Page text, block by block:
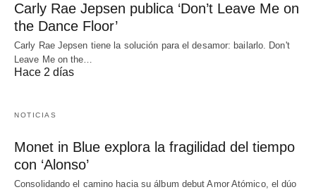
Carly Rae Jepsen publica ‘Don’t Leave Me on
the Dance Floor’
Carly Rae Jepsen tiene la solución para el desamor: bailarlo. Don't
Leave Me on the…
Hace 2 días
NOTICIAS
Monet in Blue explora la fragilidad del tiempo
con ‘Alonso’
Consolidando el camino hacia su álbum debut Amor Atómico, el dúo